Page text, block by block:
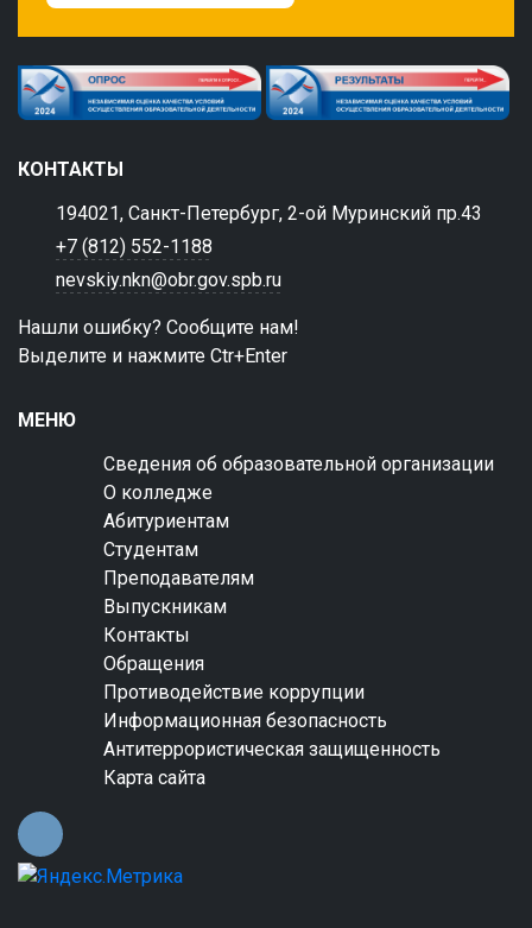
КОНТАКТЫ
194021, Санкт-Петербург, 2-ой Муринский пр.43
+7 (812) 552-1188
nevskiy.nkn@obr.gov.spb.ru
Нашли ошибку? Сообщите нам!
Выделите и нажмите Ctr+Enter
МЕНЮ
Сведения об образовательной организации
О колледже
Абитуриентам
Студентам
Преподавателям
Выпускникам
Контакты
Обращения
Противодействие коррупции
Информационная безопасность
Антитеррористическая защищенность
Карта сайта